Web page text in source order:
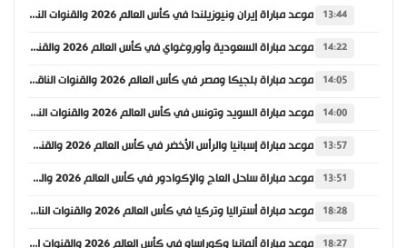
13:44 موعد مباراة إيران ونيوزيلندا في كأس العالم 2026 والقنوات الناقلة
14:22 موعد مباراة السعودية وأوروغواي في كأس العالم 2026 والقنوات الناقلة
14:05 موعد مباراة بلجيكا ومصر في كأس العالم 2026 والقنوات الناقلة
14:00 موعد مباراة السويد وتونس في كأس العالم 2026 والقنوات الناقلة
13:57 موعد مباراة إسبانيا والرأس الأخضر في كأس العالم 2026 والقنوات الناقلة
13:51 موعد مباراة ساحل العاج والإكوادور في كأس العالم 2026 والقنوات الناقلة
18:28 موعد مباراة أستراليا وتركيا في كأس العالم 2026 والقنوات الناقلة
18:27 موعد مباراة ألمانيا وكوراساو في كأس العالم 2026 والقنوات الناقلة